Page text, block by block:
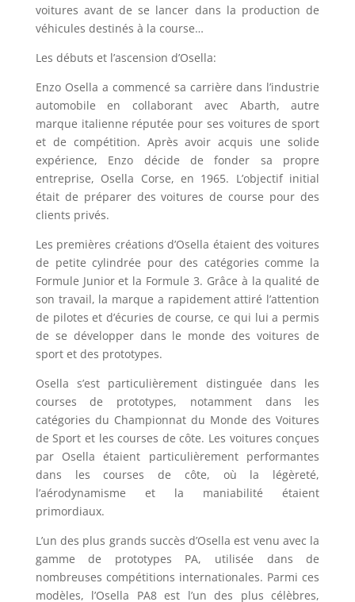
voitures avant de se lancer dans la production de
véhicules destinés à la course…
Les débuts et l’ascension d’Osella:
Enzo Osella a commencé sa carrière dans l’industrie
automobile en collaborant avec Abarth, autre
marque italienne réputée pour ses voitures de sport
et de compétition. Après avoir acquis une solide
expérience, Enzo décide de fonder sa propre
entreprise, Osella Corse, en 1965. L’objectif initial
était de préparer des voitures de course pour des
clients privés.
Les premières créations d’Osella étaient des voitures
de petite cylindrée pour des catégories comme la
Formule Junior et la Formule 3. Grâce à la qualité de
son travail, la marque a rapidement attiré l’attention
de pilotes et d’écuries de course, ce qui lui a permis
de se développer dans le monde des voitures de
sport et des prototypes.
Osella s’est particulièrement distinguée dans les
courses de prototypes, notamment dans les
catégories du Championnat du Monde des Voitures
de Sport et les courses de côte. Les voitures conçues
par Osella étaient particulièrement performantes
dans les courses de côte, où la légèreté,
l’aérodynamisme et la maniabilité étaient
primordiaux.
L’un des plus grands succès d’Osella est venu avec la
gamme de prototypes PA, utilisée dans de
nombreuses compétitions internationales. Parmi ces
modèles, l’Osella PA8 est l’un des plus célèbres,